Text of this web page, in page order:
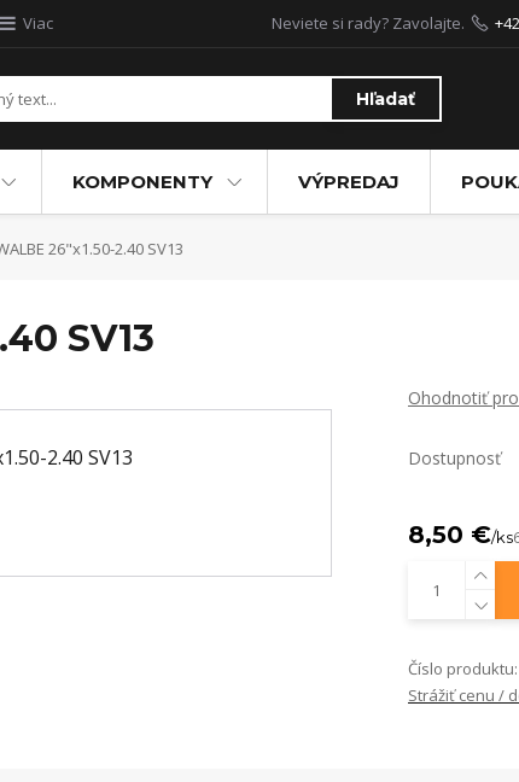
Viac
Hľadať
Neviete si rady? Zavolajte.
KOMPONENTY VÝPREDAJ
26"x1.50-2.40 SV13
SV13
Ohodnotiť
Dostupnosť
8,50 €/ks
Číslo produktu:
Strážiť cenu /